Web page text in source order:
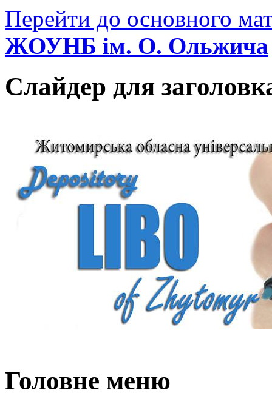
Перейти до основного
ЖОУНБ ім. О. Ольжича
Слайдер для
Головне меню